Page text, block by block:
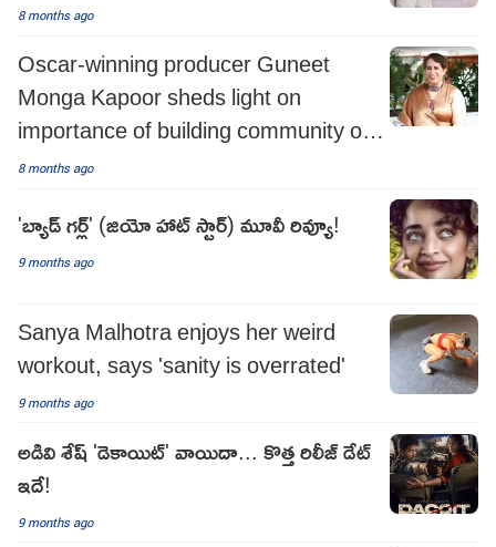
8 months ago
Oscar-winning producer Guneet
Monga Kapoor sheds light on
importance of building community of
women in cinema
8 months ago
'బ్యాడ్ గర్ల్' (జియో హాట్ స్టార్) మూవీ రివ్యూ!
9 months ago
Sanya Malhotra enjoys her weird
workout, says 'sanity is overrated'
9 months ago
అడివి శేష్ 'డెకాయిట్' వాయిదా... కొత్త రిలీజ్ డేట్
ఇదే!
9 months ago